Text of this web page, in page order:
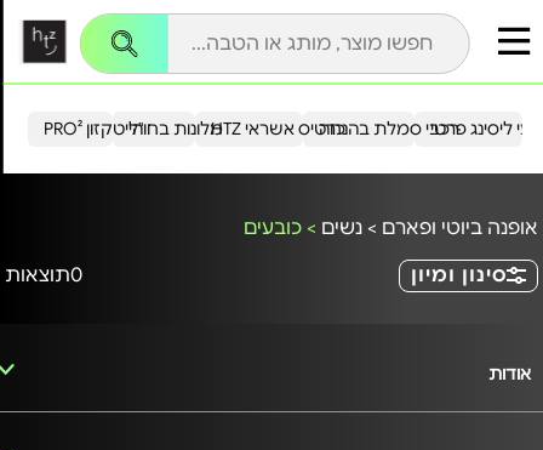
הייטקזון PRO²מלונות בחו"ל כרטיס אשראי HTZ ליסינג פרטירכבי סמלת בהנחה
אופנה ביוטי ופארם > נשים > כובעים
סינון ומיון
0תוצאות
אודות